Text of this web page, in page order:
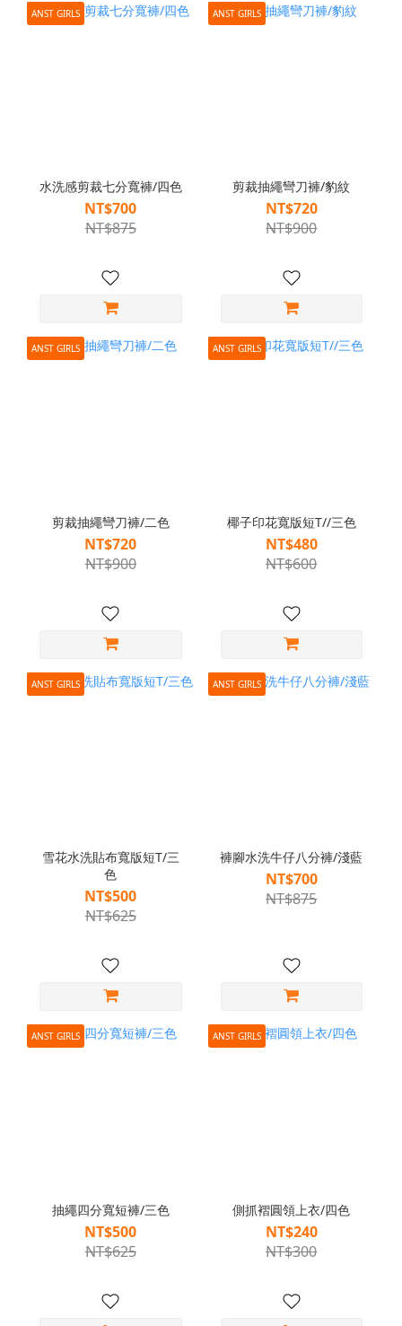
ANST GIRLS
水洗感剪裁七分寬褲/四色
NT$700
NT$875
ANST GIRLS
剪裁抽繩彎刀褲/豹紋
NT$720
NT$900
ANST GIRLS
剪裁抽繩彎刀褲/二色
NT$720
NT$900
ANST GIRLS
椰子印花寬版短T//三色
NT$480
NT$600
ANST GIRLS
雪花水洗貼布寬版短T/三
色
NT$500
NT$625
ANST GIRLS
褲腳水洗牛仔八分褲/淺藍
NT$700
NT$875
ANST GIRLS
抽繩四分寬短褲/三色
NT$500
NT$625
ANST GIRLS
側抓褶圓領上衣/四色
NT$240
NT$300